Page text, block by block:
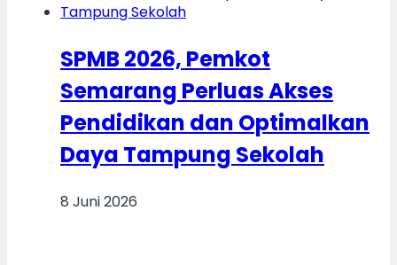
SPMB 2026, Pemkot
Semarang Perluas Akses
Pendidikan dan Optimalkan
Daya Tampung Sekolah
8 Juni 2026